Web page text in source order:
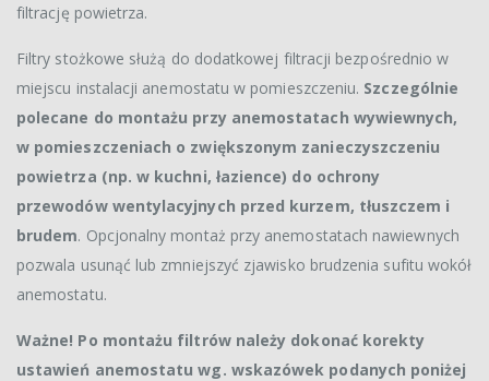
filtrację powietrza.
Filtry stożkowe służą do dodatkowej filtracji bezpośrednio w
miejscu instalacji anemostatu w pomieszczeniu. Szczególnie
polecane do montażu przy anemostatach wywiewnych,
w pomieszczeniach o zwiększonym zanieczyszczeniu
powietrza (np. w kuchni, łazience) do ochrony
przewodów wentylacyjnych przed kurzem, tłuszczem i
brudem. Opcjonalny montaż przy anemostatach nawiewnych
pozwala usunąć lub zmniejszyć zjawisko brudzenia sufitu wokół
anemostatu.
Ważne! Po montażu filtrów należy dokonać korekty
ustawień anemostatu wg. wskazówek podanych poniżej